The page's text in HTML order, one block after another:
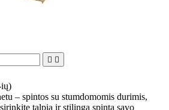
 
ių)
– spintos su stumdomomis durimis,
talpią ir stilingą spintą savo